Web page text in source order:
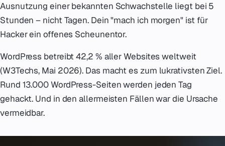
Ausnutzung einer bekannten Schwachstelle liegt bei 5
Stunden – nicht Tagen. Dein "mach ich morgen" ist für
Hacker ein offenes Scheunentor.
WordPress betreibt 42,2 % aller Websites weltweit
(W3Techs, Mai 2026). Das macht es zum lukrativsten Ziel.
Rund 13.000 WordPress-Seiten werden jeden Tag
gehackt. Und in den allermeisten Fällen war die Ursache
vermeidbar.